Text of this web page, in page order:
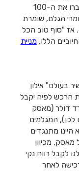
שלה, ואכן המכירות בתחום הענן כבר עברו את ה-100
הגלם, שומרת
צ'ק פוינט על שולי רווח תפעולי של 44%. אז "סוף טוב הכל
הללו,מניית
בעולם" אילון
הרכש לפיה יקבל
תמורת 44 מיליארד דולר (מאסק
לכן), המגלמים
שלא היינו מתנגדים
מאסק, מכיוון
יכולנו לקבל רווח נקי